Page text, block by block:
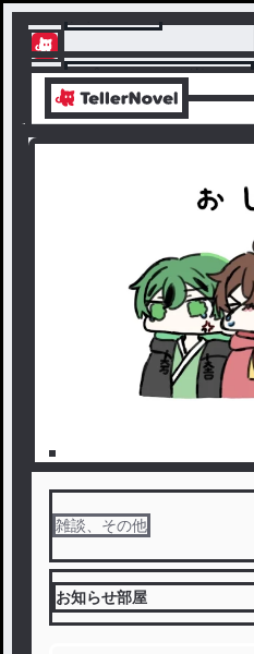
テラーノベル
アプリでサクサク楽しめる
雑談、その他
お知らせ部屋